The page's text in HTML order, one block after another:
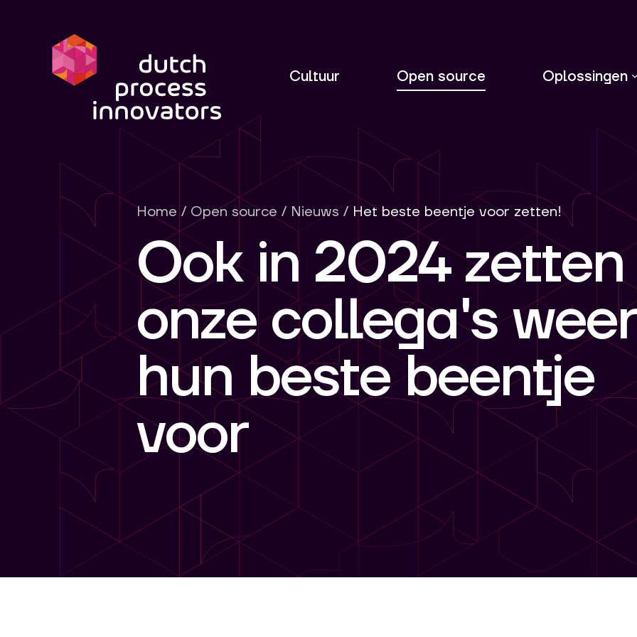
Cultuur
Open source Oplossingen
Home / Open source / Nieuws/ Het beste beentje voor zetten!
Ook in 2024 zetten
onze collega's
hun beste beentje
voor